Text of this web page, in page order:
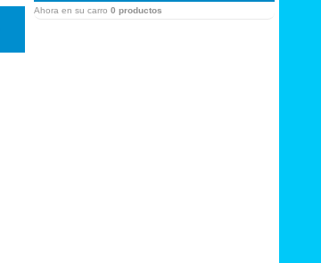
Ahora en su carro 0 productos